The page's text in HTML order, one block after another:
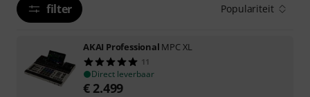
filter Populariteit
AKAI Professional MPC XL
11
Direct leverbaar
€ 2.499